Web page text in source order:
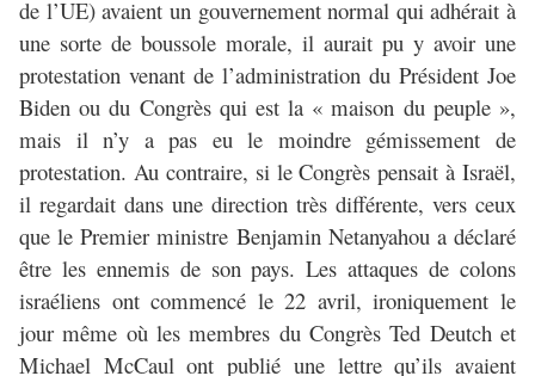
de l’UE) avaient un gouvernement normal qui adhérait à
une sorte de boussole morale, il aurait pu y avoir une
protestation venant de l’administration du Président Joe
Biden ou du Congrès qui est la « maison du peuple »,
mais il n’y a pas eu le moindre gémissement de
protestation. Au contraire, si le Congrès pensait à Israël,
il regardait dans une direction très différente, vers ceux
que le Premier ministre Benjamin Netanyahou a déclaré
être les ennemis de son pays. Les attaques de colons
israéliens ont commencé le 22 avril, ironiquement le
jour même où les membres du Congrès Ted Deutch et
Michael McCaul ont publié une lettre qu’ils avaient